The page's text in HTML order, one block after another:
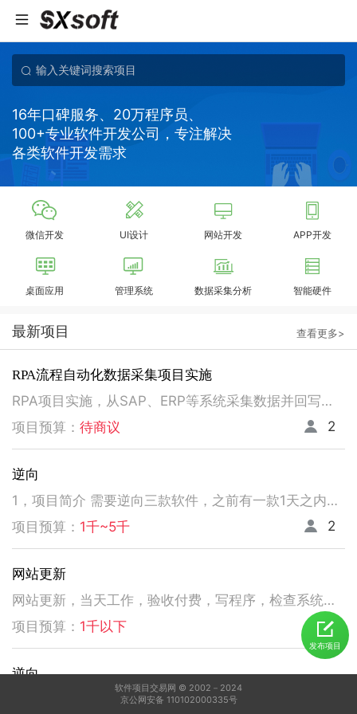
16年口碑服务、20万程序员、
100+专业软件开发公司，专注解决
各类软件开发需求
微信开发 UI设计 网站开发 APP开发
桌面应用 管理系统 数据采集分析 智能硬件
最新项目 查看更多>
RPA流程自动化数据采集项目实施
RPA项目实施，从SAP、ERP等系统采集数据并回写。请注意以下要求，不符合者请勿扰！ 1、熟悉掌握国内主流RPA设计实施，如弘玑、来也、艺赛旗等产品； 2、有大中型企业RPA流程设计、实施项目经验； 3、非远程、需要现场实施！！！！！！！
项目预算： 待商议 2
逆向
1，项目简介 需要逆向三款软件，之前有一款1天之内有人已经逆向出来，交付给我了。 2，功能需求 逆向出来后，不做任何功能改变，做加密授权就可以了三、人员要求 3，人员要求 精通逆向，做事速度快。不拖延项目进度，能保持实时交流，按时交付。 平台功能可正常使用，无明显bug。 提供项目源码
项目预算： 1千~5千 2
网站更新
网站更新，当天工作，验收付费，写程序，检查系统，更新资料库，按发现问题及时处理，写新的广州话A l软件
项目预算： 1千以下 5
逆向
发布项目
软件项目交易网 © 2002－2024
京公网安备 110102000335号